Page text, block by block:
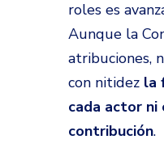
roles es
Aunque la
atribuciones,
con nitidez la
cada actor ni
contribución.